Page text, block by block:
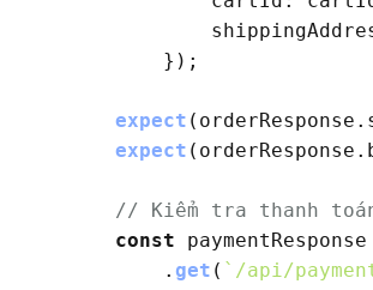
            });
expect (orderResponse.
expect (orderResponse.
// Kiểm tra thanh
const
            .
get ( `/api/